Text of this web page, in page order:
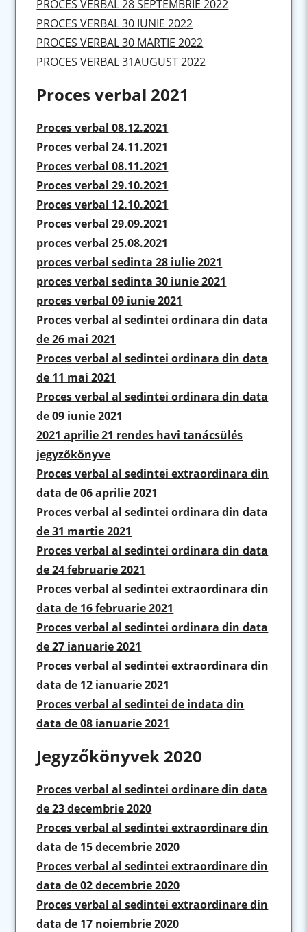
PROCES VERBAL 28 SEPTEMBRIE 2022
PROCES VERBAL 30 IUNIE 2022
PROCES VERBAL 30 MARTIE 2022
PROCES VERBAL 31AUGUST 2022
Proces verbal 2021
Proces verbal 08.12.2021
Proces verbal 24.11.2021
Proces verbal 08.11.2021
Proces verbal 29.10.2021
Proces verbal 12.10.2021
Proces verbal 29.09.2021
proces verbal 25.08.2021
proces verbal sedinta 28 iulie 2021
proces verbal sedinta 30 iunie 2021
proces verbal 09 iunie 2021
Proces verbal al sedintei ordinara din data
de 26 mai 2021
Proces verbal al sedintei ordinara din data
de 11 mai 2021
Proces verbal al sedintei ordinara din data
de 09 iunie 2021
2021 aprilie 21 rendes havi tanácsülés
jegyzőkönyve
Proces verbal al sedintei extraordinara din
data de 06 aprilie 2021
Proces verbal al sedintei ordinara din data
de 31 martie 2021
Proces verbal al sedintei ordinara din data
de 24 februarie 2021
Proces verbal al sedintei extraordinara din
data de 16 februarie 2021
Proces verbal al sedintei ordinara din data
de 27 ianuarie 2021
Proces verbal al sedintei extraordinara din
data de 12 ianuarie 2021
Proces verbal al sedintei de indata din
data de 08 ianuarie 2021
Jegyzőkönyvek 2020
Proces verbal al sedintei ordinare din data
de 23 decembrie 2020
Proces verbal al sedintei extraordinare din
data de 15 decembrie 2020
Proces verbal al sedintei extraordinare din
data de 02 decembrie 2020
Proces verbal al sedintei extraordinare din
data de 17 noiembrie 2020